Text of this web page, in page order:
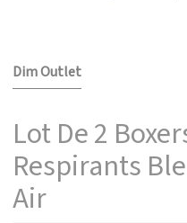
Dim Outlet
Lot De 2
Respirants
Air